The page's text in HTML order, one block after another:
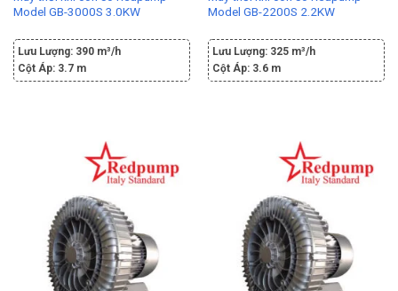
Model GB-3000S 3.0KW
Lưu Lượng: 390 m³/h
Cột Áp: 3.7 m
Model GB-2200S 2.2KW
Lưu Lượng: 325 m³/h
Cột Áp: 3.6 m